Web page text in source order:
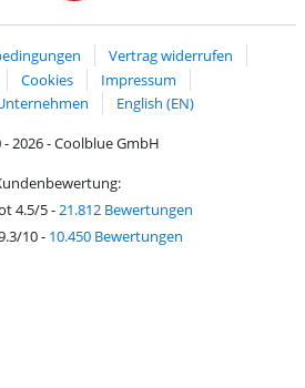
Vertrag widerrufen
Cookies
Impressum
English (EN)
2026 - Coolblue GmbH
4.5/5-21.812 Bewertungen
10- 10.450 Bewertungen